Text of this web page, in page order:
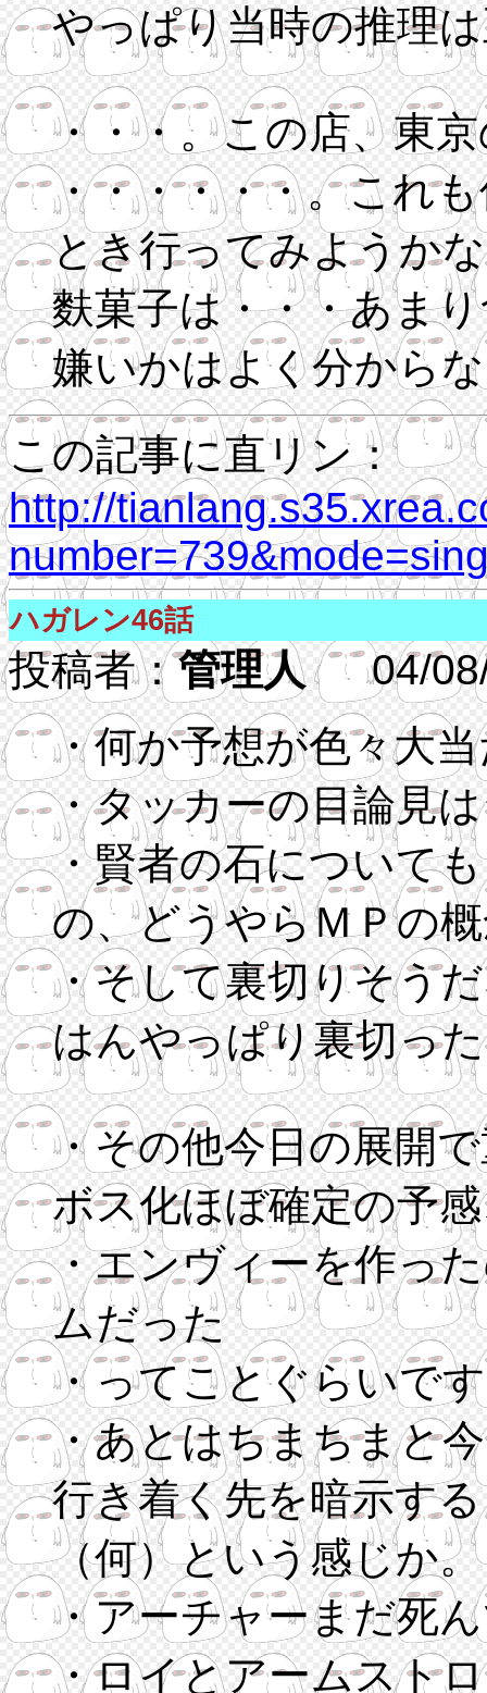
やっぱり当時の推理
・・・。この店、東
・・・・・・。これ
とき行ってみようか
麩菓子は・・・あま
嫌いかはよく分から
この記事に直リン：
http://
ハガレン46話
投稿者：管理人04/08/
・何か予想が色々大
・タッカーの目論見
・賢者の石について
の、どうやらＭＰの
・そして裏切りそう
はんやっぱり裏切っ
・その他今日の展開
ボス化ほぼ確定の予
・エンヴィーを作っ
ムだった
・ってことぐらいで
・あとはちまちまと
行き着く先を暗示す
（何）という感じか。
・アーチャーまだ死
・ロイとアームスト